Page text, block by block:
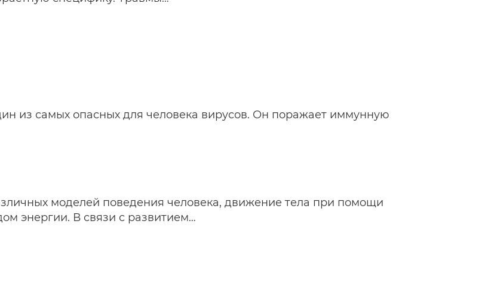
из самых опасных для человека вирусов. Он поражает иммунную
моделей поведения человека, движение тела при помощи
энергии. В связи с развитием…